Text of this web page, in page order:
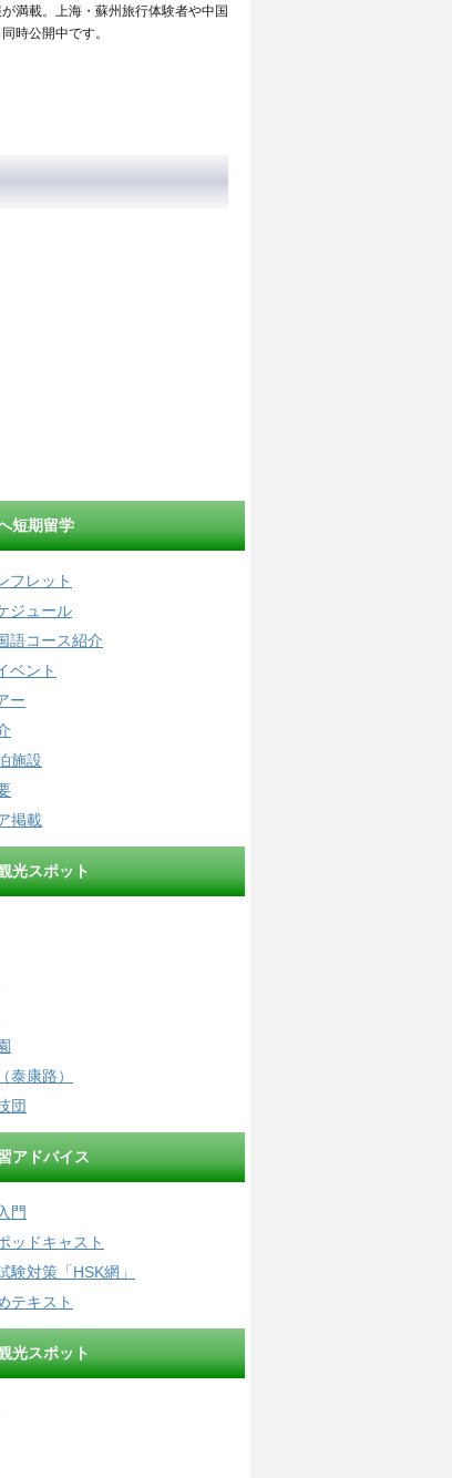
満載。上海・蘇州旅行体験者や中国
時公開中です。
短期留学
フレット
ジュール
語コース紹介
ベント
ー
施設
掲載
光スポット
泰康路）
団
アドバイス
門
ッドキャスト
験対策「HSK網」
テキスト
光スポット